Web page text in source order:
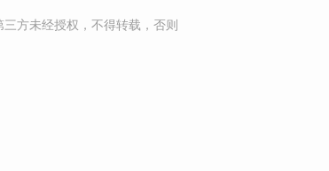
方未经授权，不得转载，否则